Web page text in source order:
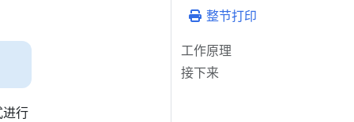
整节打印
工作原理
接下来
进行